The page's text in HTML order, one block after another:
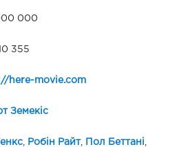
000
355
here-movie.com
Земекіс
, Робін Райт, Пол Беттані